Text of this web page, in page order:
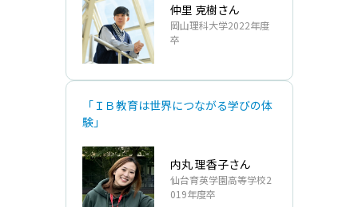
仲里 克樹さん
岡山理科大学2022年度
卒
「ＩＢ教育は世界につながる学びの体
験」
内丸 理香子さん
仙台育英学園高等学校2
019年度卒